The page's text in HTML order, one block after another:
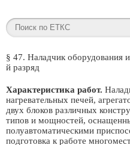
§ 47. Наладчик оборудования
й разряд
Характеристика работ.
нагревательных печей,
двух блоков различных
типов и мощностей,
полуавтоматическими
подготовка к работе